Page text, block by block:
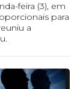
feira (3), em
para
a